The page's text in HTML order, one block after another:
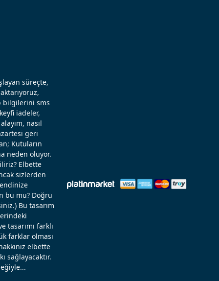
süreçte,
bilgilerini sms
iadeler,
nasıl
geri
Kutuların
neden oluyor.
Elbette
sizlerden
bu mu? Doğru
Bu tasarım
farklı
farklar olması
elbette
sağlayacaktır.